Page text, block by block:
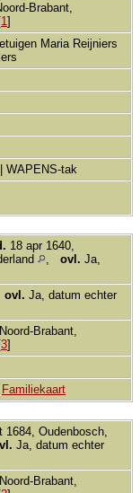
Brabant,
1]
Maria Reijniers
| WAPENS-tak
18 apr 1640,
, ovl. Ja,
ovl. Ja, datum echter
Brabant,
3]
Familiekaart
1684, Oudenbosch,
Ja, datum echter
Brabant,